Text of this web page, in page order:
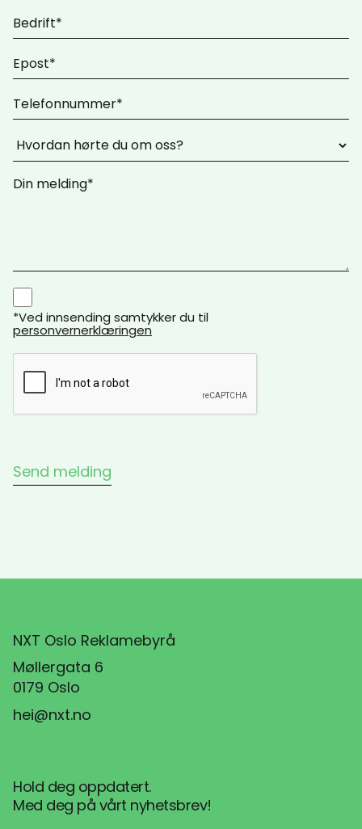
*Ved innsending samtykker du til
personvernerklæringen
NXT Oslo Reklamebyrå
Møllergata 6
0179 Oslo
hei@nxt.no
Hold deg oppdatert.
Med deg på vårt nyhetsbrev!